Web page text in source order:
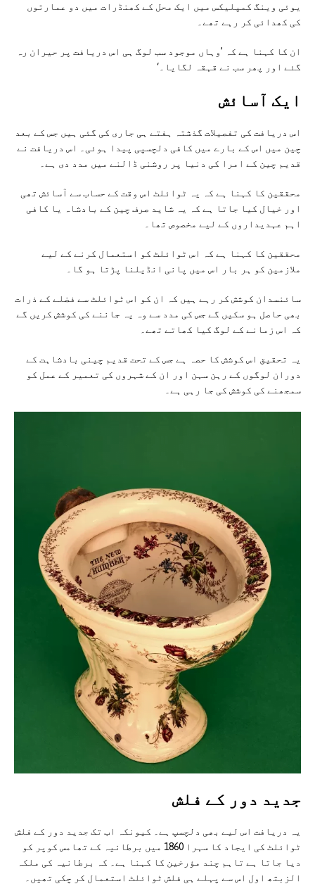
یوئی وینگ کمپلیکس میں ایک محل کے کھنڈرات میں دو عمارتوں
کی کھدائی کر رہے تھے۔
ان کا کہنا ہے کہ ’وہاں موجود سب لوگ ہی اس دریافت پر حیران رہ
گئے اور پھر سب نے قہقہ لگایا۔‘
ایک آسائش
اس دریافت کی تفصیلات گذشتہ ہفتے ہی جاری کی گئی ہیں جس کے بعد
چین میں اس کے بارے میں کافی دلچسپی پیدا ہوئی۔ اس دریافت نے
قدیم چین کے امرا کی دنیا پر روشنی ڈالنے میں مدد دی ہے۔
محققین کا کہنا ہے کہ یہ ٹوائلٹ اس وقت کے حساب سے آسائش تھی
اور خیال کیا جاتا ہے کہ یہ شاید صرف چین کے بادشاہ یا کافی
اہم عہدیداروں کے لیے مخصوص تھا۔
محققین کا کہنا ہے کہ اس ٹوائلٹ کو استعمال کرنے کے لیے
ملازمین کو ہر بار اس میں پانی انڈیلنا پڑتا ہو گا۔
سائنسدان کوشش کر رہے ہیں کہ ان کو اس ٹوائلٹ سے فضلے کے ذرات
بھی حاصل ہو سکیں گے جس کی مدد سے وہ یہ جاننے کی کوشش کریں گے
کہ اس زمانے کے لوگ کیا کھاتے تھے۔
یہ تحقیق اس کوشش کا حصہ ہے جس کے تحت قدیم چینی بادشاہت کے
دوران لوگوں کے رہن سہن اور ان کے شہروں کی تعمیر کے عمل کو
سمجھنے کی کوشش کی جا رہی ہے۔
جدید دور کے فلش
یہ دریافت اس لیے بھی دلچسپ ہے۔ کیونکہ اب تک جدید دور کے فلش
ٹوائلٹ کی ایجاد کا سہرا 1860 میں برطانیہ کے تھامس کوپر کو
دیا جاتا ہے تاہم چند مؤرخین کا کہنا ہے۔ کہ برطانیہ کی ملکہ
الزبتھ اول اس سے پہلے ہی فلش ٹوائلٹ استعمال کر چکی تھیں۔